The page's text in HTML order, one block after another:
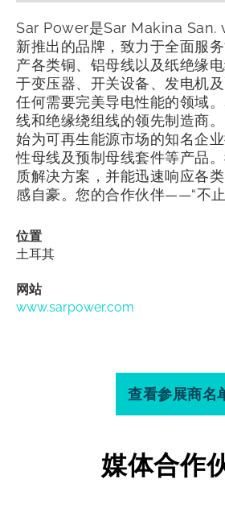
Sar Power是Sar Makina San.
新推出的品牌，致力于全面服
产各类铜、铝母线以及纸绝缘
于变压器、开关设备、发电机
任何需要完美导电性能的领域
线和绝缘绕组线的领先制造商
始为可再生能源市场的知名企
性母线及预制母线套件等产品
质解决方案，并能迅速响应各
感自豪。您的合作伙伴——“不
位置
土耳其
网站
www.sarpower.com
查看参展商名
媒体合作